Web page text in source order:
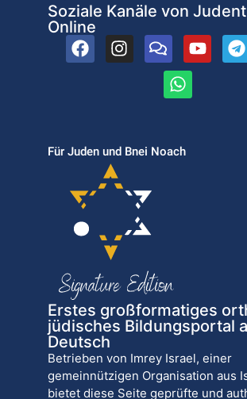
Soziale Kanäle von
Online
Für Juden und Bnei Noach
Erstes großformatiges
jüdisches Bildungsportal
Deutsch
Betrieben von Imrey Israel, einer
gemeinnützigen Organisation aus
bietet diese Seite geprüfte und